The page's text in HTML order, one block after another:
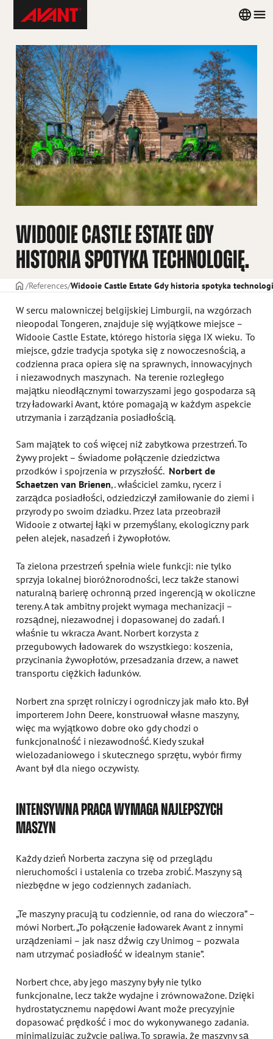
content
Avant
Tecno
Poland
Country
WIDOOIE CASTLE ESTATE GDY
HISTORIA SPOTYKA TECHNOLOGIĘ.
STRONA TYTUŁOWA
References Widooie Castle Estate Gdy historia spotyka
W sercu malowniczej belgijskiej Limburgii, na wzgórzach
nieopodal Tongeren, znajduje się wyjątkowe miejsce –
Widooie Castle Estate, którego historia sięga IX wieku. To
miejsce, gdzie tradycja spotyka się z nowoczesnością, a
codzienna praca opiera się na sprawnych, innowacyjnych
i niezawodnych maszynach. Na terenie rozległego
majątku nieodłącznymi towarzyszami jego gospodarza są
trzy ładowarki Avant, które pomagają w każdym aspekcie
utrzymania i zarządzania posiadłością.
Sam majątek to coś więcej niż zabytkowa przestrzeń. To
żywy projekt – świadome połączenie dziedzictwa
przodków i spojrzenia w przyszłość. Norbert de
Schaetzen van Brienen,. właściciel zamku, rycerz i
zarządca posiadłości, odziedziczył zamiłowanie do ziemi i
przyrody po swoim dziadku. Przez lata przeobraził
Widooie z otwartej łąki w przemyślany, ekologiczny park
pełen alejek, nasadzeń i żywopłotów.
Ta zielona przestrzeń spełnia wiele funkcji: nie tylko
sprzyja lokalnej bioróżnorodności, lecz także stanowi
naturalną barierę ochronną przed ingerencją w okoliczne
tereny. A tak ambitny projekt wymaga mechanizacji –
rozsądnej, niezawodnej i dopasowanej do zadań. I
właśnie tu wkracza Avant. Norbert korzysta z
przegubowych ładowarek do wszystkiego: koszenia,
przycinania żywopłotów, przesadzania drzew, a nawet
transportu ciężkich ładunków.
Norbert zna sprzęt rolniczy i ogrodniczy jak mało kto. Był
importerem John Deere, konstruował własne maszyny,
więc ma wyjątkowo dobre oko gdy chodzi o
funkcjonalność i niezawodność. Kiedy szukał
wielozadaniowego i skutecznego sprzętu, wybór firmy
Avant był dla niego oczywisty.
INTENSYWNA PRACA WYMAGA NAJLEPSZYCH
MASZYN
Każdy dzień Norberta zaczyna się od przeglądu
nieruchomości i ustalenia co trzeba zrobić. Maszyny są
niezbędne w jego codziennych zadaniach.
„Te maszyny pracują tu codziennie, od rana do wieczora” –
mówi Norbert. „To połączenie ładowarek Avant z innymi
urządzeniami – jak nasz dźwig czy Unimog – pozwala
nam utrzymać posiadłość w idealnym stanie”.
Norbert chce, aby jego maszyny były nie tylko
funkcjonalne, lecz także wydajne i zrównoważone. Dzięki
hydrostatycznemu napędowi Avant może precyzyjnie
dopasować prędkość i moc do wykonywanego zadania.
minimalizując zużycie paliwa. To sprawia, że maszyny są